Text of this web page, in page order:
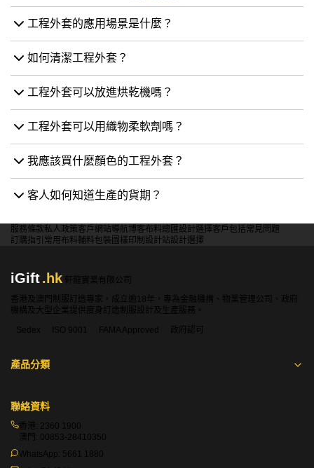
工程外套的應用場景是什麼？
如何清潔工程外套？
工程外套可以放進烘乾機嗎？
工程外套可以用織物柔軟劑嗎？
我應該買什麼顏色的工程外套？
客人如何知道生產的貨期？
服務條款私人政策客戶 網站導航博客布料總匯設計選擇客戶包括常見問題
訂購指引 常用布料輔料包裝 圖樣印制 設計站設計選擇
iGift.hk
軒龍實業有限公司
香港及澳門制服訂造專家，成立逾18年，專為金融機構、物業管理公司、政府
機構及大型企業提供度身訂造制服設計及生產服務。
Sedex
ISO 9001 FAMA Approved 政府認可
產品分類
聯絡資料
香港: 2360 1900
澳門: 00853-28410350
WhatsApp: 5661 1880